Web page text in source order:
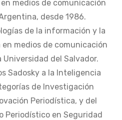
medios de comunicación
desde 1986.
de la información y la
medios de comunicación
del Salvador.
Sadosky a la Inteligencia
de Investigación
Periodística, y del
Periodístico en Seguridad